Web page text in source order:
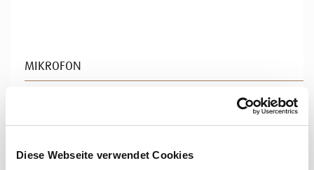
Diese Webseite verwendet Cookies
MIKROFON
Für längere Strecken gibt es das bewährte Mikrofonkabel
100m ...